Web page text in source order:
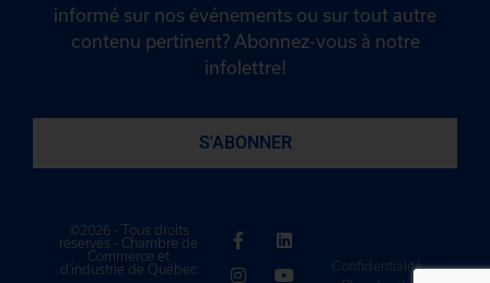
informé sur nos événements ou sur tout autre
contenu pertinent? Abonnez-vous à notre
infolettre!
S'ABONNER
©2026 - Tous droits
réservés - Chambre de
Commerce et
d'industrie de Québec
Confidentialité